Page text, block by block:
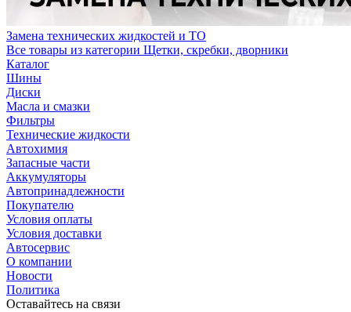
Замена технических жидкостей и ТО
Все товары из категории Щетки, скребки, дворники
Каталог
Шины
Диски
Масла и смазки
Фильтры
Технические жидкости
Автохимия
Запасные части
Аккумуляторы
Автопринадлежности
Покупателю
Условия оплаты
Условия доставки
Автосервис
О компании
Новости
Политика
Оставайтесь на связи